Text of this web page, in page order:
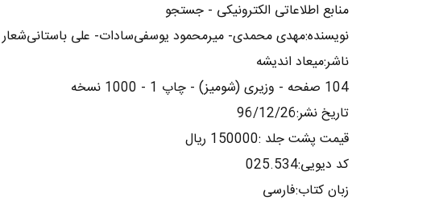
منابع اطلاعاتی الکترونیکی - جستجو
نویسنده:مهدی محمدی- میرمحمود یوسفی‌سادات- علی باستانی‌شعار
ناشر:میعاد اندیشه
104 صفحه - وزیری (شومیز) - چاپ 1 - 1000 نسخه
تاریخ نشر:96/12/26
قیمت پشت جلد :150000 ریال
کد دیویی:025.534
زبان کتاب:فارسی